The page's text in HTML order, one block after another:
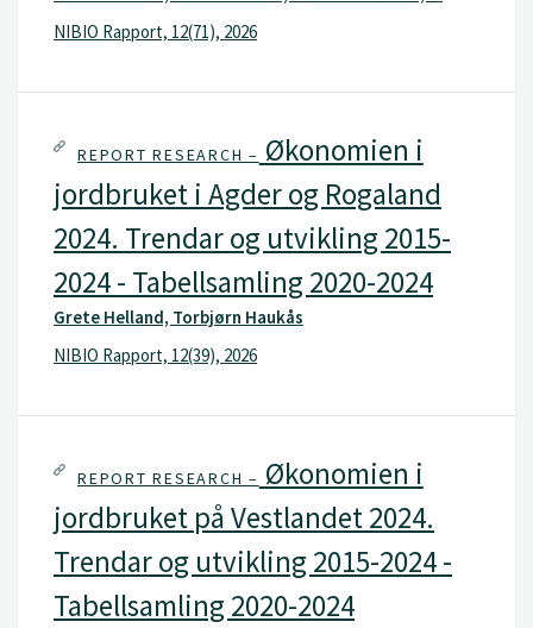
NIBIO Rapport, 12(71), 2026
REPORT RESEARCH – Økonomien i
jordbruket i Agder og Rogaland
2024. Trendar og utvikling 2015-
2024 - Tabellsamling 2020-2024
Grete Helland, Torbjørn Haukås
NIBIO Rapport, 12(39), 2026
REPORT RESEARCH – Økonomien i
jordbruket på Vestlandet 2024.
Trendar og utvikling 2015-2024 -
Tabellsamling 2020-2024